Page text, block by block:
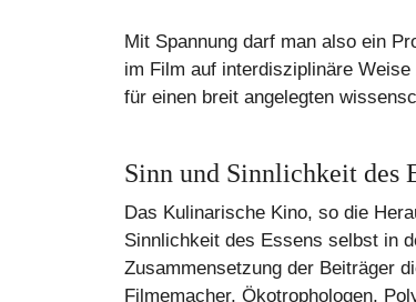
Mit Spannung darf man also ein
im Film auf interdisziplinäre
für einen breit angelegten
Sinn und Sinnlichkeit des
Das Kulinarische Kino, so die
Sinnlichkeit des Essens selbst in
Zusammensetzung der Beiträger
Filmemacher, Ökotrophologen,